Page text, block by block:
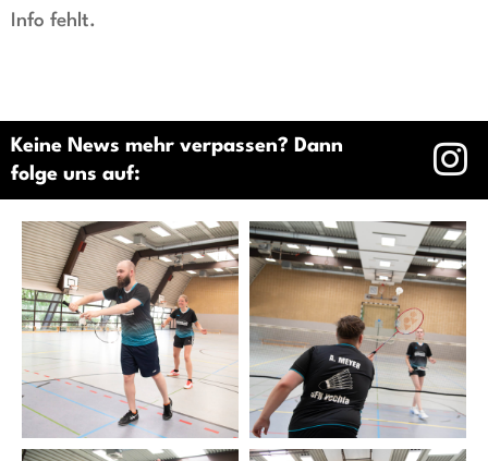
Info fehlt.
Keine News mehr verpassen? Dann
folge uns auf: